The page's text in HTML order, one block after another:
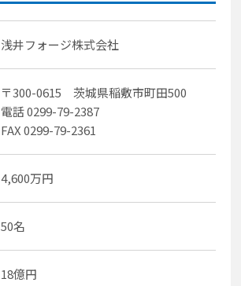
浅井フォージ株式会社
〒300-0615 茨城県稲敷市町田500
電話 0299-79-2387
FAX 0299-79-2361
4,600万円
50名
18億円